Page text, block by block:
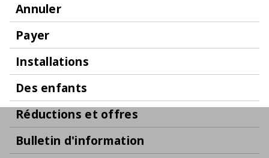
Annuler
Payer
Installations
Des enfants
Réductions et offres
Bulletin d'information